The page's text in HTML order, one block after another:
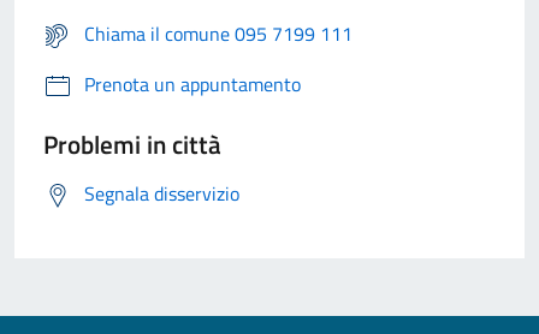
Chiama il comune 095 7199 111
Prenota un appuntamento
Problemi in città
Segnala disservizio